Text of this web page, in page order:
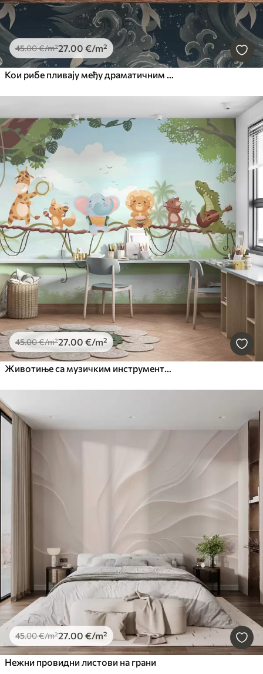
45.00€/m²27.00 €/m²
Кои рибе пливају међу драматичним океанским таласима
45.00€/m²27.00 €/m²
Животиње са музичким инструментима насупрот тропског пејзажа
45.00€/m²27.00 €/m²
Нежни провидни листови на грани